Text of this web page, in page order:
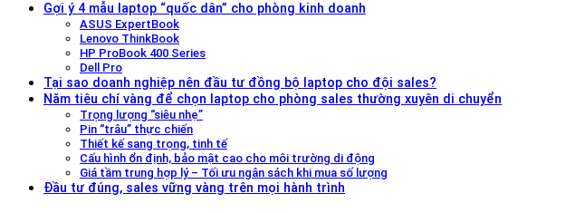
Gợi ý 4 mẫu laptop “quốc dân” cho phòng kinh doanh
ASUS ExpertBook
Lenovo ThinkBook
HP ProBook 400 Series
Dell Pro
Tại sao doanh nghiệp nên đầu tư đồng bộ laptop cho đội sales?
Năm tiêu chí vàng để chọn laptop cho phòng sales thường xuyên di chuyển
Trọng lượng “siêu nhẹ”
Pin “trâu” thực chiến
Thiết kế sang trọng, tinh tế
Cấu hình ổn định, bảo mật cao cho môi trường di động
Giá tầm trung hợp lý – Tối ưu ngân sách khi mua số lượng
Đầu tư đúng, sales vững vàng trên mọi hành trình